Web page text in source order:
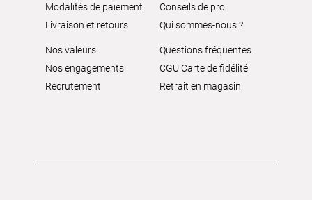
Modalités de paiement
Livraison et retours
Conseils de pro
Qui sommes-nous ?
Nos valeurs
Nos engagements
Recrutement
Questions fréquentes
CGU Carte de fidélité
Retrait en magasin